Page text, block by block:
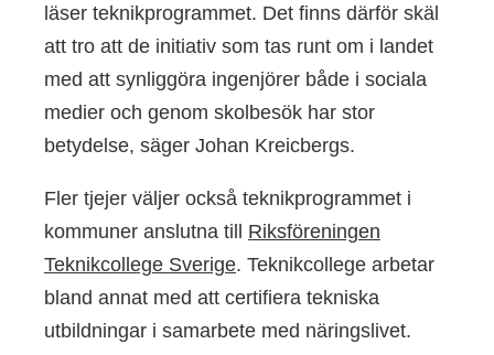
läser teknikprogrammet. Det finns därför skäl
att tro att de initiativ som tas runt om i landet
med att synliggöra ingenjörer både i sociala
medier och genom skolbesök har stor
betydelse, säger Johan Kreicbergs.
Fler tjejer väljer också teknikprogrammet i
kommuner anslutna till Riksföreningen
Teknikcollege Sverige. Teknikcollege arbetar
bland annat med att certifiera tekniska
utbildningar i samarbete med näringslivet.